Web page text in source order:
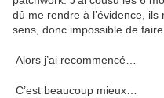
dû me rendre à l’évidence, ils
sens, donc impossible de
Alors j’ai recommencé…
C’est beaucoup mieux…